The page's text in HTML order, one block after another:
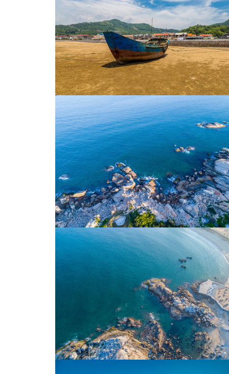
沙滩
沙滩
海滩